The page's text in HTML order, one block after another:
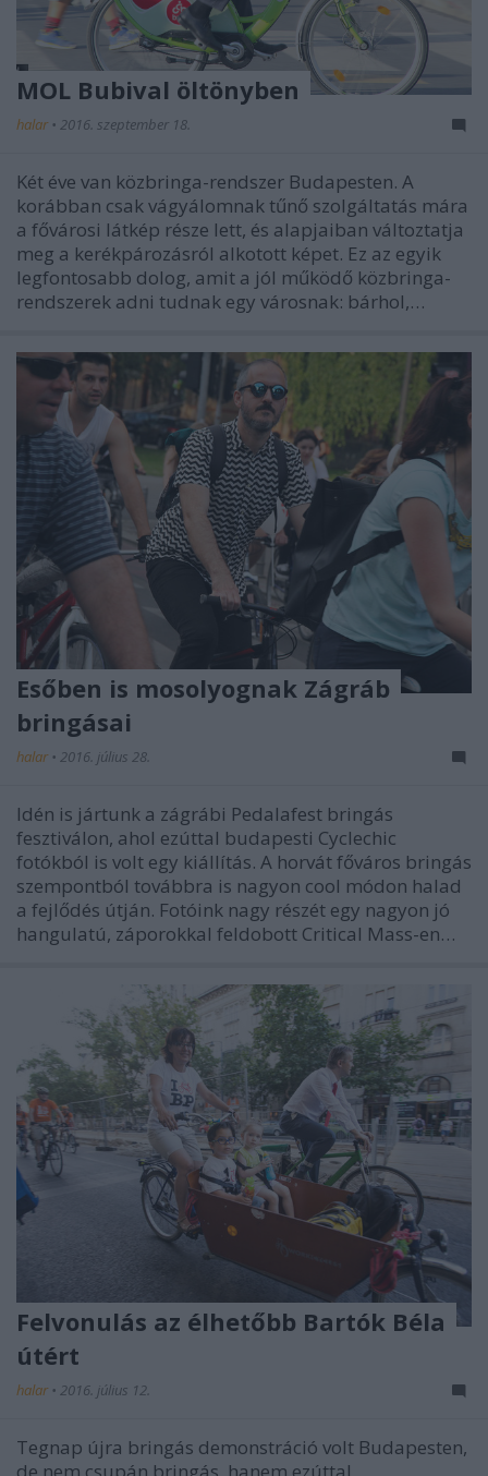
MOL Bubival öltönyben
halar • 2016. szeptember 18.
Két éve van közbringa-rendszer Budapesten. A
korábban csak vágyálomnak tűnő szolgáltatás mára
a fővárosi látkép része lett, és alapjaiban változtatja
meg a kerékpározásról alkotott képet. Ez az egyik
legfontosabb dolog, amit a jól működő közbringa-
rendszerek adni tudnak egy városnak: bárhol,…
Esőben is mosolyognak Zágráb
bringásai
halar • 2016. július 28.
Idén is jártunk a zágrábi Pedalafest bringás
fesztiválon, ahol ezúttal budapesti Cyclechic
fotókból is volt egy kiállítás. A horvát főváros bringás
szempontból továbbra is nagyon cool módon halad
a fejlődés útján. Fotóink nagy részét egy nagyon jó
hangulatú, záporokkal feldobott Critical Mass-en…
Felvonulás az élhetőbb Bartók Béla
útért
halar • 2016. július 12.
Tegnap újra bringás demonstráció volt Budapesten,
de nem csupán bringás, hanem ezúttal